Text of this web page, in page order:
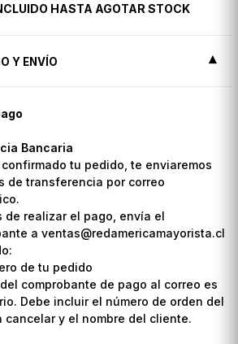
HASTA AGOTAR STOCK
Y ENVÍO
Bancaria
confirmado tu pedido, te enviaremos
de transferencia por correo
de realizar el pago, envía el
a ventas@redamericamayorista.cl
de tu pedido
comprobante de pago al correo es
Debe incluir el número de orden del
cancelar y el nombre del cliente.